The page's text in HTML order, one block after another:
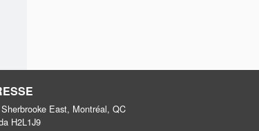
East, Montréal, QC
H2L1J9